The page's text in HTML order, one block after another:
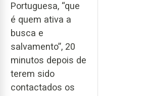
Portuguesa, “que
é quem ativa a
busca e
salvamento”, 20
minutos depois de
terem sido
contactados os